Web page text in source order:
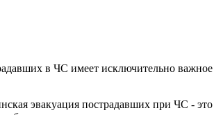
в ЧС имеет исключительно
эвакуация пострадавших при ЧС -